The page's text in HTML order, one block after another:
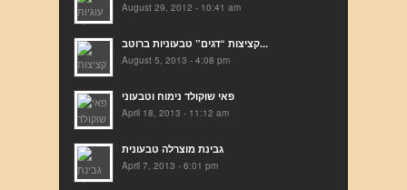
August 29, 2012 - 10:41 am
קציצות “דגים” טבעוניות ברוטב...
August 5, 2013 - 4:08 pm
פאי שוקולד נימוח וטבעוני
April 18, 2013 - 11:12 am
גבינת מוצרלה טבעונית
April 7, 2013 - 6:01 pm